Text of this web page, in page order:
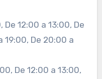
De 12:00 a 13:00, De
19:00, De 20:00 a
De 12:00 a 13:00,